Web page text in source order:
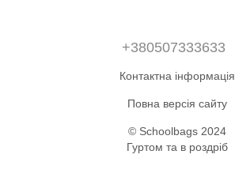
+380507333633
Контактна інформація
Повна версія сайту
© Schoolbags 2024
Гуртом та в роздріб